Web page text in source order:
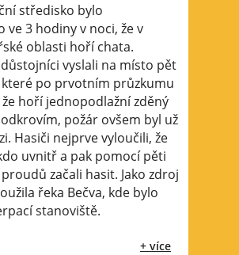
středisko bylo
ve 3 hodiny v noci, že v
oblasti hoří chata.
vyslali na místo pět
po prvotním průzkumu
hoří jednopodlažní zděný
požár ovšem byl už
Hasiči nejprve vyloučili, že
uvnitř a pak pomocí pěti
začali hasit. Jako zdroj
řeka Bečva, kde bylo
stanoviště.
+ více